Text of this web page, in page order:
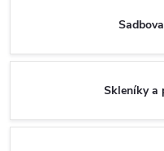
Skleníky a